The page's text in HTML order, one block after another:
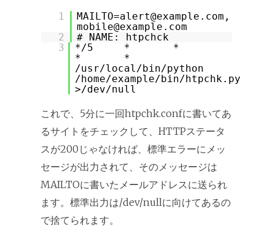
1
MAILTO=alert@example.com,
mobile@example.com
2
# NAME: htpchck
3
*/5 * *
* *
/usr/local/bin/python
/home/example/bin/htpchk.py
>/dev/null
これで、5分に一回htpchk.confに書いてあ
るサイトをチェックして、HTTPステータ
スが200じゃなければ、標準エラーにメッ
セージが出力されて、そのメッセージは
MAILTOに書いたメールアドレスに送られ
ます。標準出力は/dev/nullに向けてあるの
で捨てられます。